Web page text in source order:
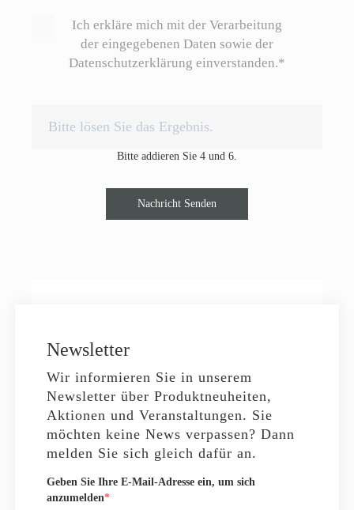
Ich erkläre mich mit der Verarbeitung
der eingegebenen Daten sowie der
Datenschutzerklärung einverstanden.*
Bitte addieren Sie 4 und 6.
Nachricht Senden
Newsletter
Wir informieren Sie in unserem
Newsletter über Produktneuheiten,
Aktionen und Veranstaltungen. Sie
möchten keine News verpassen? Dann
melden Sie sich gleich dafür an.
Geben Sie Ihre E-Mail-Adresse ein, um sich
anzumelden